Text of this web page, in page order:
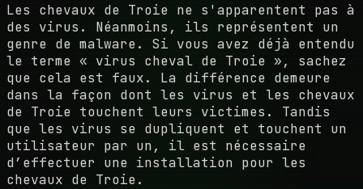
Les chevaux de Troie ne s'apparentent pas à
des virus. Néanmoins, ils représentent un
genre de malware. Si vous avez déjà entendu
le terme « virus cheval de Troie », sachez
que cela est faux. La différence demeure
dans la façon dont les virus et les chevaux
de Troie touchent leurs victimes. Tandis
que les virus se dupliquent et touchent un
utilisateur par un, il est nécessaire
d’effectuer une installation pour les
chevaux de Troie.